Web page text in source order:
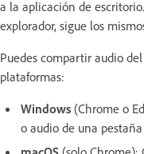
a la aplicación de
explorador, sigue los
Puedes compartir audio
plataformas:
Windows (Chrome o
o audio de una